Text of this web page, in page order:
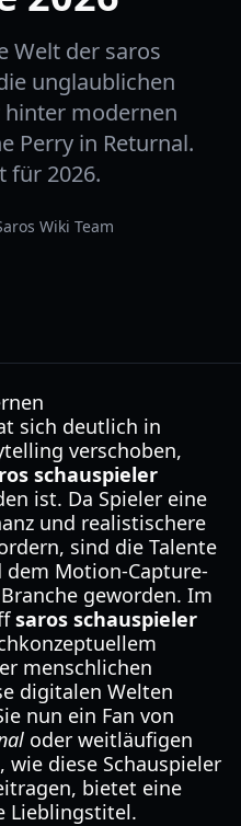
Welt der saros
unglaublichen
modernen
Perry in Returnal.
für 2026.
Wiki Team
sich deutlich in
verschoben,
schauspieler
ist. Da Spieler eine
und realistischere
sind die Talente
Motion-Capture-
geworden. Im
saros schauspieler
menschlichen
digitalen Welten
nun ein Fan von
oder weitläufigen
wie diese Schauspieler
bietet eine
Lieblingstitel.